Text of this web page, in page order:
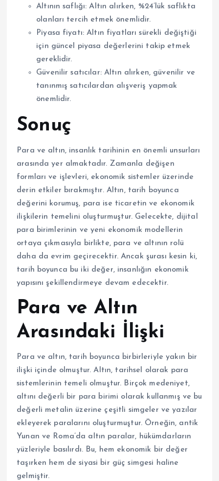
Altının saflığı: Altın alırken, %24’lük saflıkta
olanları tercih etmek önemlidir.
Piyasa fiyatı: Altın fiyatları sürekli değiştiği
için güncel piyasa değerlerini takip etmek
gereklidir.
Güvenilir satıcılar: Altın alırken, güvenilir ve
tanınmış satıcılardan alışveriş yapmak
önemlidir.
Sonuç
Para ve altın, insanlık tarihinin en önemli unsurları
arasında yer almaktadır. Zamanla değişen
formları ve işlevleri, ekonomik sistemler üzerinde
derin etkiler bırakmıştır. Altın, tarih boyunca
değerini korumuş, para ise ticaretin ve ekonomik
ilişkilerin temelini oluşturmuştur. Gelecekte, dijital
para birimlerinin ve yeni ekonomik modellerin
ortaya çıkmasıyla birlikte, para ve altının rolü
daha da evrim geçirecektir. Ancak şurası kesin ki,
tarih boyunca bu iki değer, insanlığın ekonomik
yapısını şekillendirmeye devam edecektir.
Para ve Altın
Arasındaki İlişki
Para ve altın, tarih boyunca birbirleriyle yakın bir
ilişki içinde olmuştur. Altın, tarihsel olarak para
sistemlerinin temeli olmuştur. Birçok medeniyet,
altını değerli bir para birimi olarak kullanmış ve bu
değerli metalin üzerine çeşitli simgeler ve yazılar
ekleyerek paralarını oluşturmuştur. Örneğin, antik
Yunan ve Roma’da altın paralar, hükümdarların
yüzleriyle basılırdı. Bu, hem ekonomik bir değer
taşırken hem de siyasi bir güç simgesi haline
gelmiştir.